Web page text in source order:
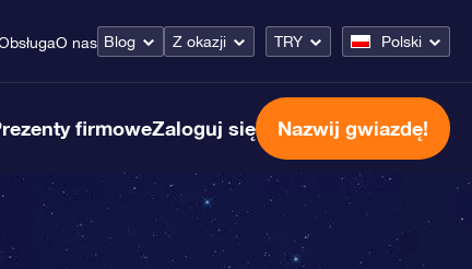
O nas Blog Z okazji TRY Polski
firmoweZaloguj się Nazwij gwiazdę!